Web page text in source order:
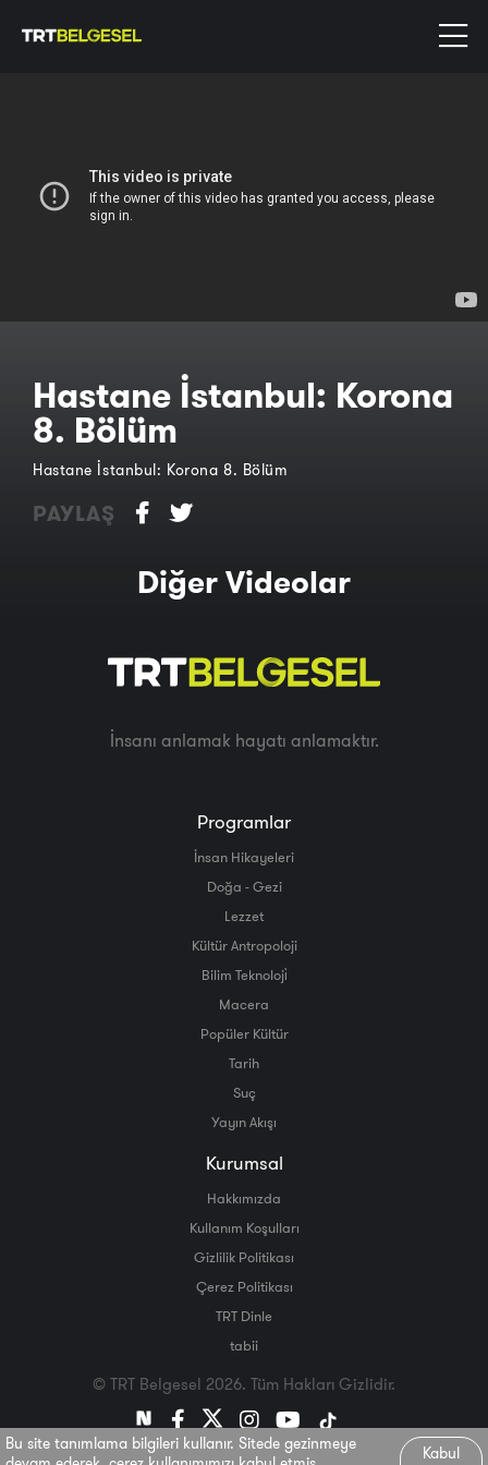
Hastane İstanbul: Korona
8. Bölüm
Hastane İstanbul: Korona 8. Bölüm
PAYLAŞ
Diğer Videolar
Bu site tanımlama bilgileri kullanır. Sitede gezinmeye
Kabul
İnsanı anlamak hayatı anlamaktır.
Programlar
İnsan Hikayeleri
Doğa - Gezi
Lezzet
Kültür Antropoloji
Bilim Teknoloji̇
Macera
Popüler Kültür
Tarih
Suç
Yayın Akışı
Kurumsal
Hakkımızda
Kullanım Koşulları
Gizlilik Politikası
Çerez Politikası
TRT Dinle
tabii
© TRT Belgesel 2026. Tüm Hakları Gizlidir.